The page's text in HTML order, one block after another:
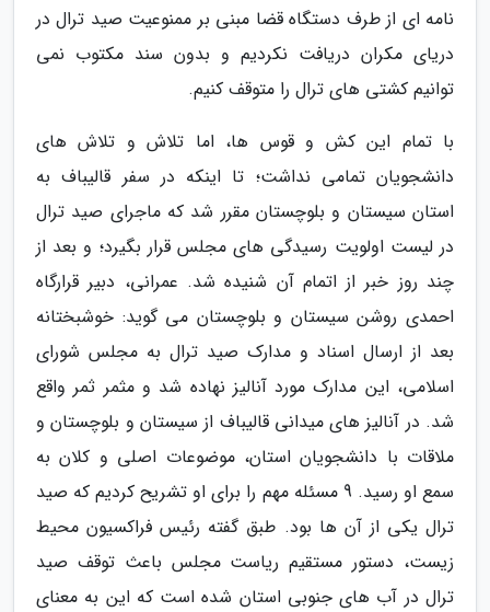
نامه ای از طرف دستگاه قضا مبنی بر ممنوعیت صید ترال در
دریای مکران دریافت نکردیم و بدون سند مکتوب نمی
توانیم کشتی های ترال را متوقف کنیم.
با تمام این کش و قوس ها، اما تلاش و تلاش های
دانشجویان تمامی نداشت؛ تا اینکه در سفر قالیباف به
استان سیستان و بلوچستان مقرر شد که ماجرای صید ترال
در لیست اولویت رسیدگی های مجلس قرار بگیرد؛ و بعد از
چند روز خبر از اتمام آن شنیده شد. عمرانی، دبیر قرارگاه
احمدی روشن سیستان و بلوچستان می گوید: خوشبختانه
بعد از ارسال اسناد و مدارک صید ترال به مجلس شورای
اسلامی، این مدارک مورد آنالیز نهاده شد و مثمر ثمر واقع
شد. در آنالیز های میدانی قالیباف از سیستان و بلوچستان و
ملاقات با دانشجویان استان، موضوعات اصلی و کلان به
سمع او رسید. 9 مسئله مهم را برای او تشریح کردیم که صید
ترال یکی از آن ها بود. طبق گفته رئیس فراکسیون محیط
زیست، دستور مستقیم ریاست مجلس باعث توقف صید
ترال در آب های جنوبی استان شده است که این به معنای